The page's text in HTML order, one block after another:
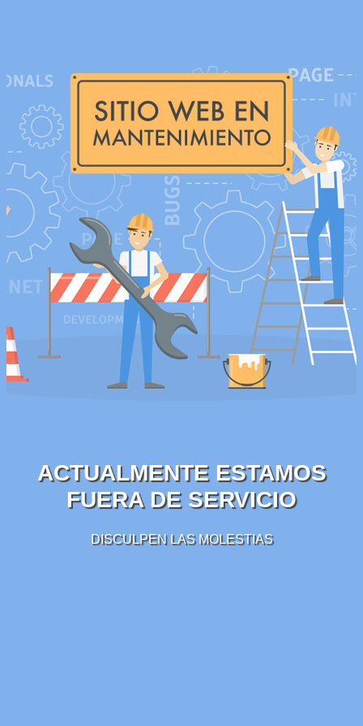
ACTUALMENTE ESTAMOS
FUERA DE SERVICIO
DISCULPEN LAS MOLESTIAS